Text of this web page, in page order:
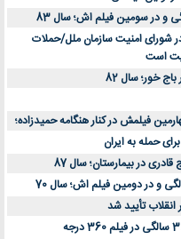
شورای امنیت سازمان ملل/حملات
است
حمله به ایران
در بیمارستان؛ سال 87
تأیید شد